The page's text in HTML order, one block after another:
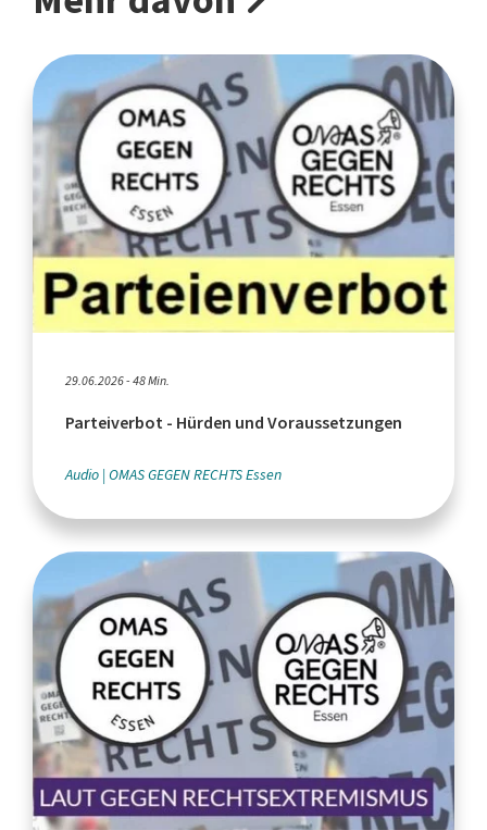
29.06.2026 - 48 Min.
Parteiverbot - Hürden und Voraussetzungen
Audio OMAS GEGEN RECHTS Essen